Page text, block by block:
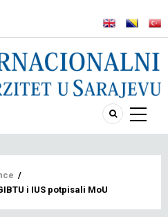
/
i IUS potpisali MoU